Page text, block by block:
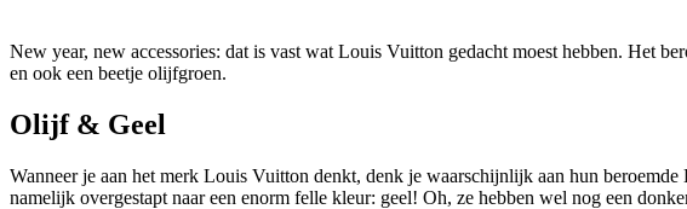
New year, new accessories: dat is vast wat Louis Vuitton gedacht moest hebben. Het
en ook een beetje olijfgroen.
Olijf & Geel
Wanneer je aan het merk Louis Vuitton denkt, denk je waarschijnlijk aan hun
namelijk overgestapt naar een enorm felle kleur: geel! Oh, ze hebben wel nog een